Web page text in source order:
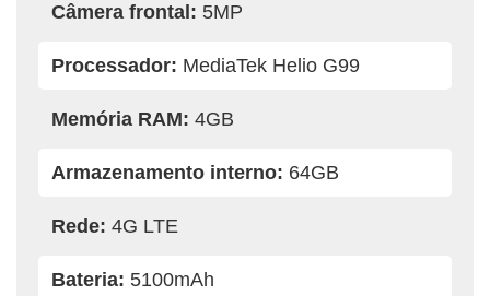
Câmera frontal: 5MP
Processador: MediaTek Helio G99
Memória RAM: 4GB
Armazenamento interno: 64GB
Rede: 4G LTE
Bateria: 5100mAh